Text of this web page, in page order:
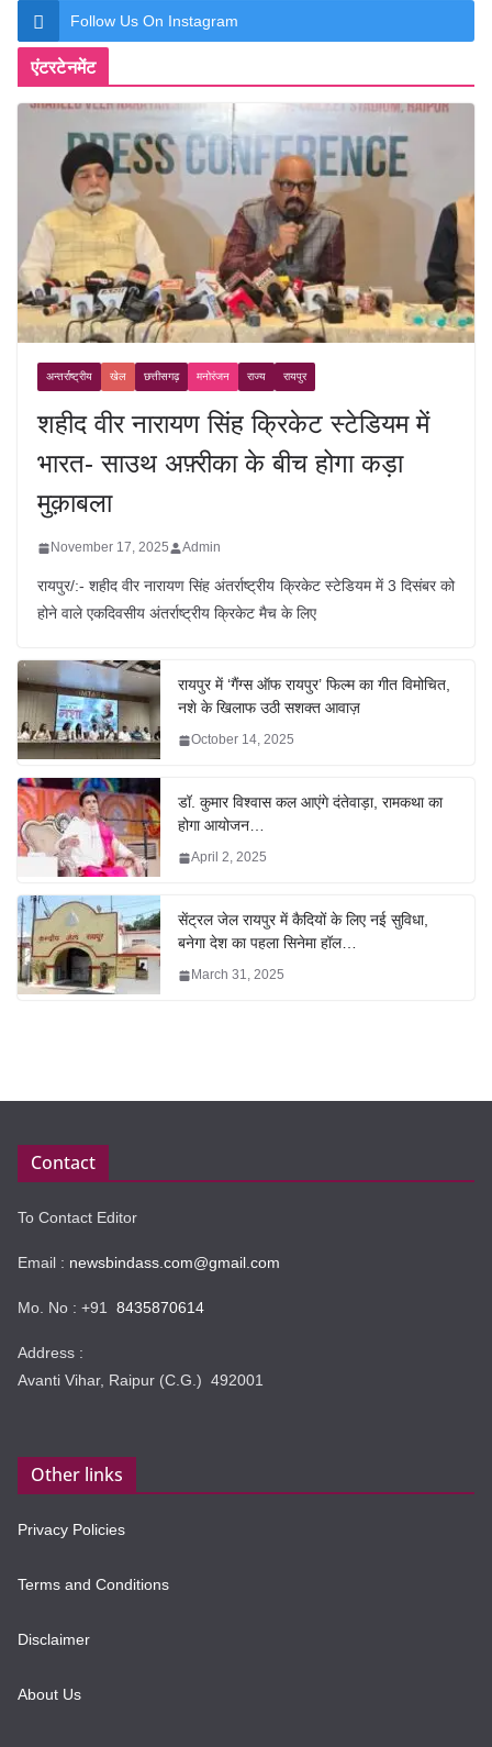
Follow Us On Instagram
एंटरटेनमेंट
अन्तर्राष्ट्रीय खेल छत्तीसगढ़ मनोरंजन राज्य रायपुर
शहीद वीर नारायण सिंह क्रिकेट स्टेडियम में
भारत- साउथ अफ़्रीका के बीच होगा कड़ा
मुक़ाबला
November 17, 2025 Admin
रायपुर/:- शहीद वीर नारायण सिंह अंतर्राष्ट्रीय क्रिकेट स्टेडियम में 3 दिसंबर को
होने वाले एकदिवसीय अंतर्राष्ट्रीय क्रिकेट मैच के लिए
रायपुर में ‘गैंग्स ऑफ रायपुर’ फिल्म का गीत विमोचित,
नशे के खिलाफ उठी सशक्त आवाज़
October 14, 2025
डॉ. कुमार विश्वास कल आएंगे दंतेवाड़ा, रामकथा का
होगा आयोजन…
April 2, 2025
सेंट्रल जेल रायपुर में कैदियों के लिए नई सुविधा,
बनेगा देश का पहला सिनेमा हॉल…
March 31, 2025
Contact
To Contact Editor
Email : newsbindass.com@gmail.com
Mo. No : +91 8435870614
Address :
Avanti Vihar, Raipur (C.G.) 492001
Other links
Privacy Policies
Terms and Conditions
Disclaimer
About Us